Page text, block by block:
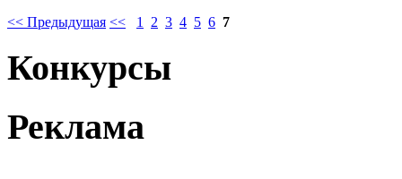
<< Предыдущая << 1 2 3 4 5 6 7
Конкурсы
Реклама